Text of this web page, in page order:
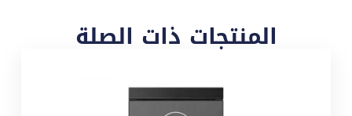
المنتجات ذات الصلة